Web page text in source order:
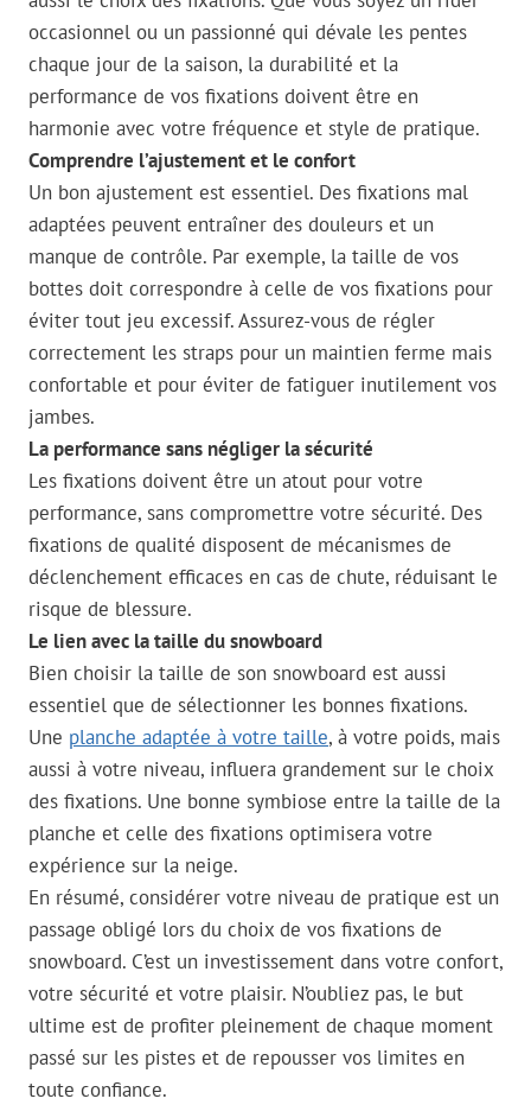
occasionnel ou un passionné qui dévale les pentes
chaque jour de la saison, la durabilité et la
performance de vos fixations doivent être en
harmonie avec votre fréquence et style de pratique.
Comprendre l’ajustement et le confort
Un bon ajustement est essentiel. Des fixations mal
adaptées peuvent entraîner des douleurs et un
manque de contrôle. Par exemple, la taille de vos
bottes doit correspondre à celle de vos fixations pour
éviter tout jeu excessif. Assurez-vous de régler
correctement les straps pour un maintien ferme mais
confortable et pour éviter de fatiguer inutilement vos
jambes.
La performance sans négliger la sécurité
Les fixations doivent être un atout pour votre
performance, sans compromettre votre sécurité. Des
fixations de qualité disposent de mécanismes de
déclenchement efficaces en cas de chute, réduisant le
risque de blessure.
Le lien avec la taille du snowboard
Bien choisir la taille de son snowboard est aussi
essentiel que de sélectionner les bonnes fixations.
Une planche adaptée à votre taille, à votre poids, mais
aussi à votre niveau, influera grandement sur le choix
des fixations. Une bonne symbiose entre la taille de la
planche et celle des fixations optimisera votre
expérience sur la neige.
En résumé, considérer votre niveau de pratique est un
passage obligé lors du choix de vos fixations de
snowboard. C’est un investissement dans votre confort,
votre sécurité et votre plaisir. N’oubliez pas, le but
ultime est de profiter pleinement de chaque moment
passé sur les pistes et de repousser vos limites en
toute confiance.